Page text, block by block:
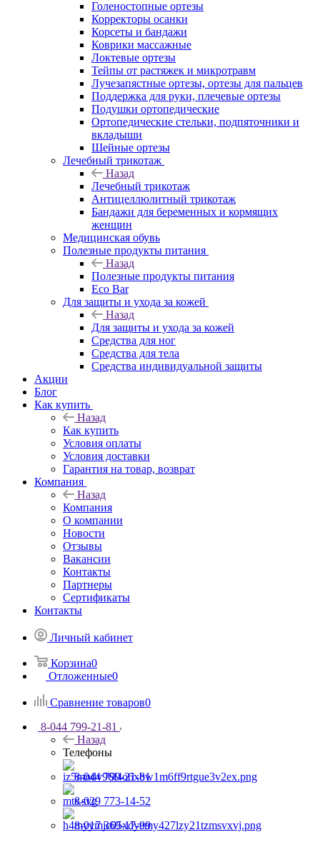
Голеностопные ортезы
Корректоры осанки
Корсеты и бандажи
Коврики массажные
Локтевые ортезы
Тейпы от растяжек и микротравм
Лучезапястные ортезы, ортезы для пальцев
Поддержка для руки, плечевые ортезы
Подушки ортопедические
Ортопедические стельки, подпяточники и
вкладыши
Шейные ортезы
Лечебный трикотаж
Назад
Лечебный трикотаж
Антицеллюлитный трикотаж
Бандажи для беременных и кормящих
женщин
Медицинская обувь
Полезные продукты питания
Назад
Полезные продукты питания
Eco Bar
Для защиты и ухода за кожей
Назад
Для защиты и ухода за кожей
Средства для ног
Средства для тела
Средства индивидуальной защиты
Акции
Блог
Как купить
Назад
Как купить
Условия оплаты
Условия доставки
Гарантия на товар, возврат
Компания
Назад
Компания
О компании
Новости
Отзывы
Вакансии
Контакты
Партнеры
Сертификаты
Контакты
Личный кабинет
Корзина0
Отложенные0
Сравнение товаров0
8-044 799-21-81
Назад
Телефоны
8-044 799-21-81
8-029 773-14-52
8-017 369-17-99